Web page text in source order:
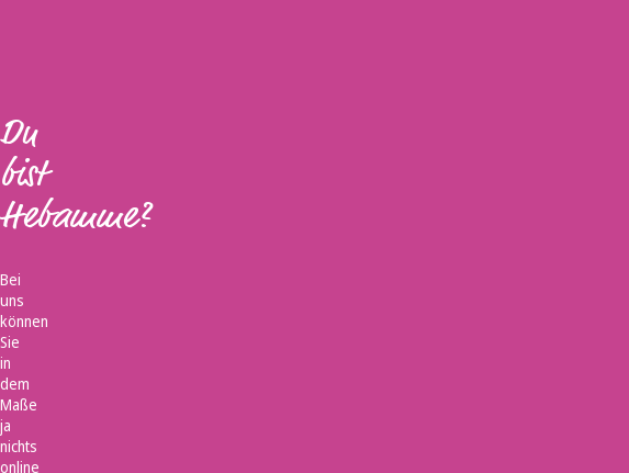
Du
bist
Hebamme?
Bei
uns
können
Sie
in
dem
Maße
ja
nichts
online